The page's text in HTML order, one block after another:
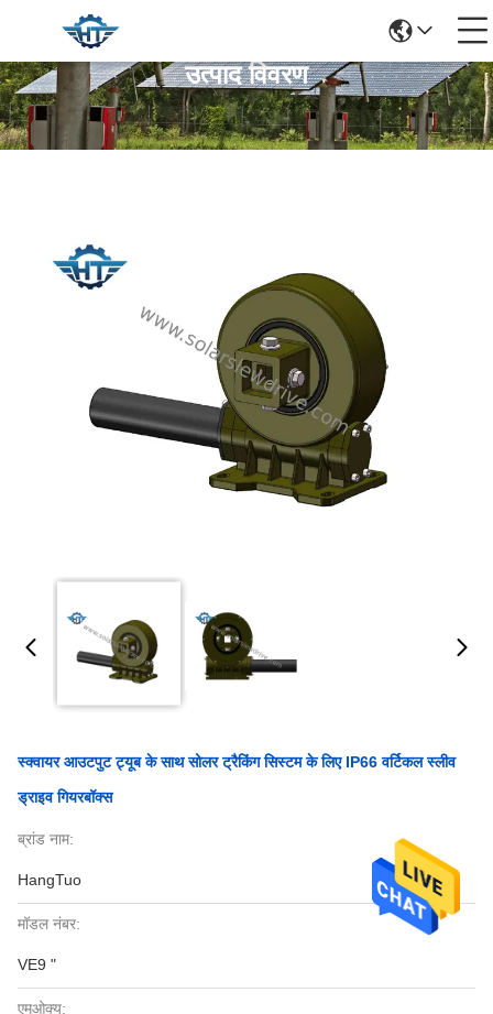
उत्पाद विवरण
स्क्वायर आउटपुट ट्यूब के साथ सोलर ट्रैकिंग सिस्टम के लिए IP66 वर्टिकल स्लीव
ड्राइव गियरबॉक्स
ब्रांड नाम:
HangTuo
मॉडल नंबर:
VE9 "
एमओक्यू: